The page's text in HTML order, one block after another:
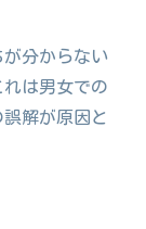
分からない
は男女での
解が原因と